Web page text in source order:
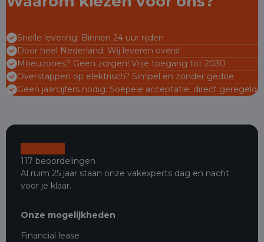
Snelle levering: Binnen 24 uur rijden
Door heel Nederland: Wij leveren overal
Milieuzones? Geen zorgen! Vrije toegang tot 2030
Overstappen op elektrisch? Simpel en zonder gedoe
Geen jaarcijfers nodig: Soepele acceptatie, direct geregeld
117 beoordelingen
Al ruim 25 jaar staan onze vakexperts dag en nacht
voor je klaar.
Onze mogelijkheden
Financial lease